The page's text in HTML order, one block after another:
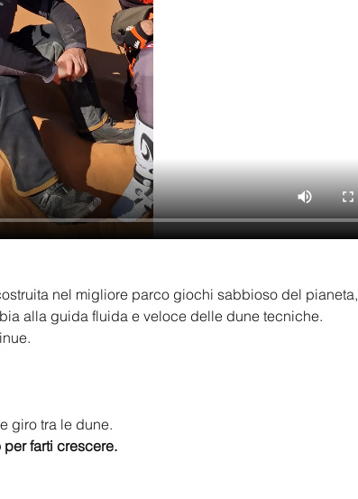
nel migliore parco giochi sabbioso del pianeta,
alla guida fluida e veloce delle dune tecniche.
giro tra le dune.
farti crescere.